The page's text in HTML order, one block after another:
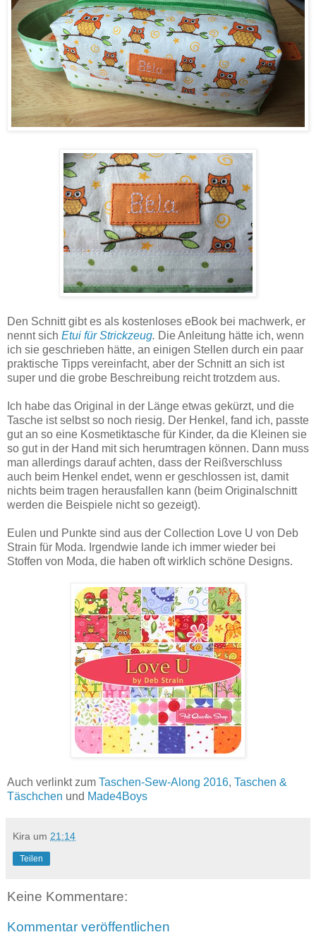
Den Schnitt gibt es als kostenloses eBook bei machwerk, er
nennt sich Etui für Strickzeug. Die Anleitung hätte ich, wenn
ich sie geschrieben hätte, an einigen Stellen durch ein paar
praktische Tipps vereinfacht, aber der Schnitt an sich ist
super und die grobe Beschreibung reicht trotzdem aus.
Ich habe das Original in der Länge etwas gekürzt, und die
Tasche ist selbst so noch riesig. Der Henkel, fand ich, passte
gut an so eine Kosmetiktasche für Kinder, da die Kleinen sie
so gut in der Hand mit sich herumtragen können. Dann muss
man allerdings darauf achten, dass der Reißverschluss
auch beim Henkel endet, wenn er geschlossen ist, damit
nichts beim tragen herausfallen kann (beim Originalschnitt
werden die Beispiele nicht so gezeigt).
Eulen und Punkte sind aus der Collection Love U von Deb
Strain für Moda. Irgendwie lande ich immer wieder bei
Stoffen von Moda, die haben oft wirklich schöne Designs.
Auch verlinkt zum Taschen-Sew-Along 2016, Taschen &
Täschchen und Made4Boys
Kira um 21:14
Teilen
Keine Kommentare:
Kommentar veröffentlichen